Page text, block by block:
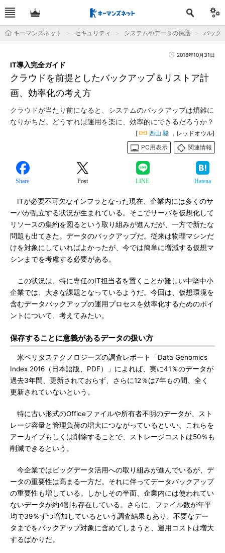
キーマンズネット セキュリティ システムやデータの保護 バック
2016年10月31日
クラウドを前提としたバックアップ＆リストア計
画、効率化の考え方
IT導入完全ガイド
クラウドが当たり前になると、システムのバックアップは煩雑に
なりがちだ。どうすれば運用を楽に、効率的にできるだろうか？
[ 西山 毅 ，レッドオウル]
PC用表示
関連情報
Share Post LINE Hatena
ITが必要不可欠なインフラとなった現在、企業内には多くのサ
ーバが乱立する状況が生まれている。そこでサーバを仮想化して
リソースの集約を図るという取り組みが進んだが、一方で新たな
問題も出てきた。データのバックアップだ。従来は物理マシンだ
けを対象にしていればよかったが、今では簡単に増減する仮想マ
シンまでを考慮する必要がある。
この状況は、特に専任のIT担当者を置くことが難しい中堅中小
企業では、大きな課題となっているようだ。今回は、仮想環境を
含むデータバックアップの運用プロセスを効率化するためのポイ
ントについて、考えてみたい。
保存することに意義があるデータの扱い方
米ベリタステクノロジーズの調査レポート「Data Genomics
Index 2016（日本語版、PDF）」によれば、実に41％のデータが
過去3年間、更新されておらず、さらに12％は7年もの間、全く
更新されていないという。
特に古い形式のOfficeファイルや所有者不明のデータが、スト
レージ容量と管理負荷の増大につながっているといい、これらを
アーカイブもしくは削除することで、ストレージコストは50％も
削減できるという。
今企業ではビッグデータ活用への取り組みが進んでいるが、デ
ータの重要性は高まる一方だ。それに伴ってデータバックアップ
の重要性も増している。しかしその半面、企業内には使われてい
ないデータが約4割も存在している。さらに、ファイル数が年平
均で39％ずつ増加しているという調査結果もあり、不要なデー
タまでをバックアップ対象に含めてしまうと、運用コストは増大
するばかりだ。